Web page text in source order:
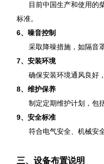
目前中国生产和使用的柴
标准。
6、
噪音控制
采取降噪措施，如隔音
7、 安装环境
确保安装环境通风良好
8、 维护保养
制定定期维护计划，包
9、 安全标准
符合电气安全、机械安
三、设备布置说明